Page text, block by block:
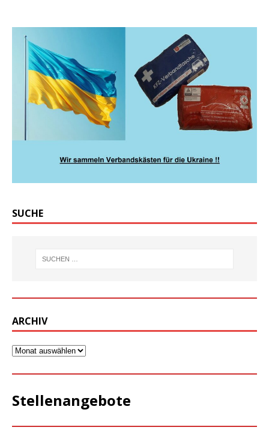
SUCHE
ARCHIV
Stellenangebote